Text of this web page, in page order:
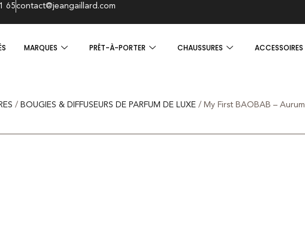
65contact@jeangaillard.com
MARQUES PRÊT-À-PORTER CHAUSSURES ACCESSOIRES
/ BOUGIES & DIFFUSEURS DE PARFUM DE LUXE / My First BAOBAB – Aurum